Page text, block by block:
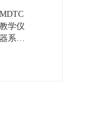
MDTC
教学仪
器系列